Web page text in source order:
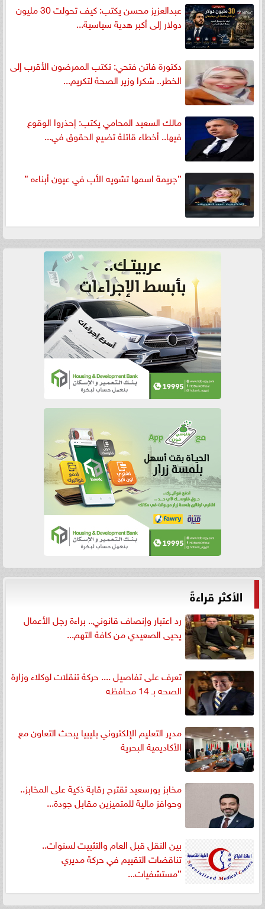
عبدالعزيز محسن يكتب: كيف تحولت 30 مليون
دولار إلى أكبر هدية سياسية...
دكتورة فاتن فتحي: تكتب الممرضون الأقرب إلى
الخطر.. شكرا وزير الصحة لتكريم...
مالك السعيد المحامي يكتب: إحذروا الوقوع
فيها.. أخطاء قاتلة تضيع الحقوق في...
”جريمة اسمها تشويه الأب في عيون أبناءه ”
الأكثر قراءةً
رد اعتبار وإنصاف قانوني.. براءة رجل الأعمال
يحيى الصعيدي من كافة التهم...
تعرف على تفاصيل .... حركة تنقلات لوكلاء وزارة
الصحه بـ 14 محافظه
مدير التعليم الإلكتروني بليبيا يبحث التعاون مع
الأكاديمية البحرية
مخابز بورسعيد تقترح رقابة ذكية على المخابز..
وحوافز مالية للمتميزين مقابل جودة...
بين النقل قبل العام والتثبيت لسنوات..
تناقضات التقييم في حركة مديري
”مستشفيات...